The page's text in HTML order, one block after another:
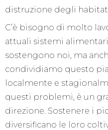
distruzione degli habitat
C’è bisogno di molto
attuali sistemi
sostengono noi, ma
condividiamo questo
localmente e
questi problemi, è un
direzione. Sostenere i
diversificano le loro